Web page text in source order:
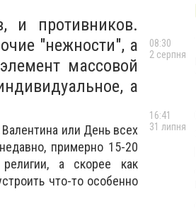
и противников.
"нежности", а
массовой
а
или День всех
примерно 15-20
а скорее как
что-то особенно
08:30
2 серпня
16:41
31 липня